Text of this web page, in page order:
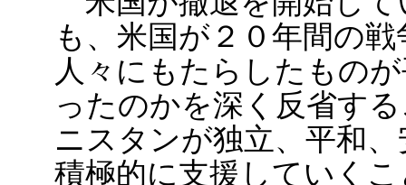
も、米国が２０年間の
人々にもたらしたもの
ったのかを深く反省す
ニスタンが独立、平和
積極的に支援していく